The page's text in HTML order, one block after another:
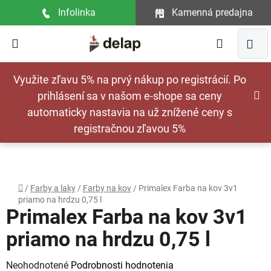
Využite zľavu 5% na prvý nákup po registrácií. Po
prihlásení sa v našom e-shope sa ceny
automaticky nastavia na už znížené ceny s
registračnou zľavou 5%
Infolinka Kamenná predajna
Hľadať
Domov
/ Farby a laky / Farby na kov / Primalex Farba na kov 3v1
priamo na hrdzu 0,75 l
Primalex Farba na kov 3v1
priamo na hrdzu 0,75 l
Priemerné
Neohodnotené Podrobnosti hodnotenia